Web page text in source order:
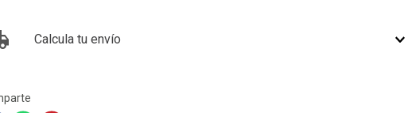
Calcula tu envío